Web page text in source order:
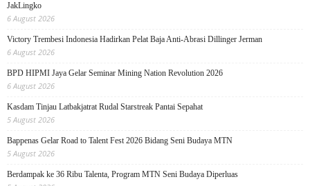
JakLingko
6 August 2026
Victory Trembesi Indonesia Hadirkan Pelat Baja Anti-Abrasi Dillinger Jerman
6 August 2026
BPD HIPMI Jaya Gelar Seminar Mining Nation Revolution 2026
6 August 2026
Kasdam Tinjau Latbakjatrat Rudal Starstreak Pantai Sepahat
5 August 2026
Bappenas Gelar Road to Talent Fest 2026 Bidang Seni Budaya MTN
5 August 2026
Berdampak ke 36 Ribu Talenta, Program MTN Seni Budaya Diperluas